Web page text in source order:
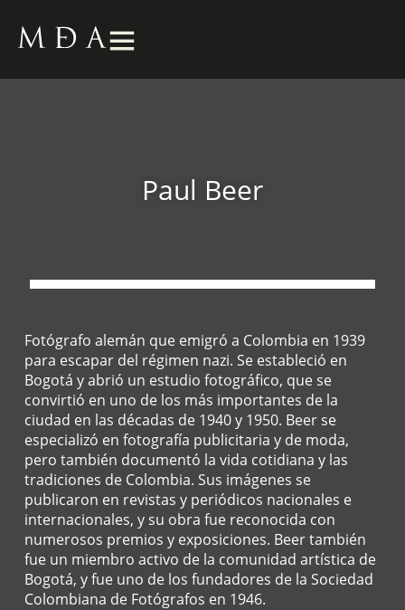
Paul Beer
Fotógrafo alemán que emigró a Colombia en 1939
para escapar del régimen nazi. Se estableció en
Bogotá y abrió un estudio fotográfico, que se
convirtió en uno de los más importantes de la
ciudad en las décadas de 1940 y 1950. Beer se
especializó en fotografía publicitaria y de moda,
pero también documentó la vida cotidiana y las
tradiciones de Colombia. Sus imágenes se
publicaron en revistas y periódicos nacionales e
internacionales, y su obra fue reconocida con
numerosos premios y exposiciones. Beer también
fue un miembro activo de la comunidad artística de
Bogotá, y fue uno de los fundadores de la Sociedad
Colombiana de Fotógrafos en 1946.